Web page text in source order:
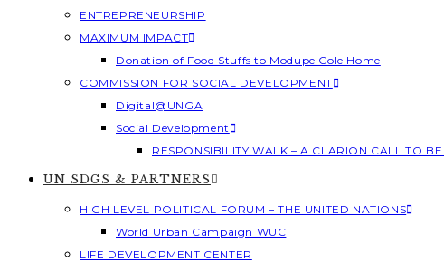
ENTREPRENEURSHIP
MAXIMUM IMPACT
Donation of Food Stuffs to Modupe Cole Home
COMMISSION FOR SOCIAL DEVELOPMENT
Digital@UNGA
Social Development
RESPONSIBILITY WALK – A CLARION CALL TO
UN SDGS & PARTNERS
HIGH LEVEL POLITICAL FORUM – THE UNITED NATIONS
World Urban Campaign WUC
LIFE DEVELOPMENT CENTER